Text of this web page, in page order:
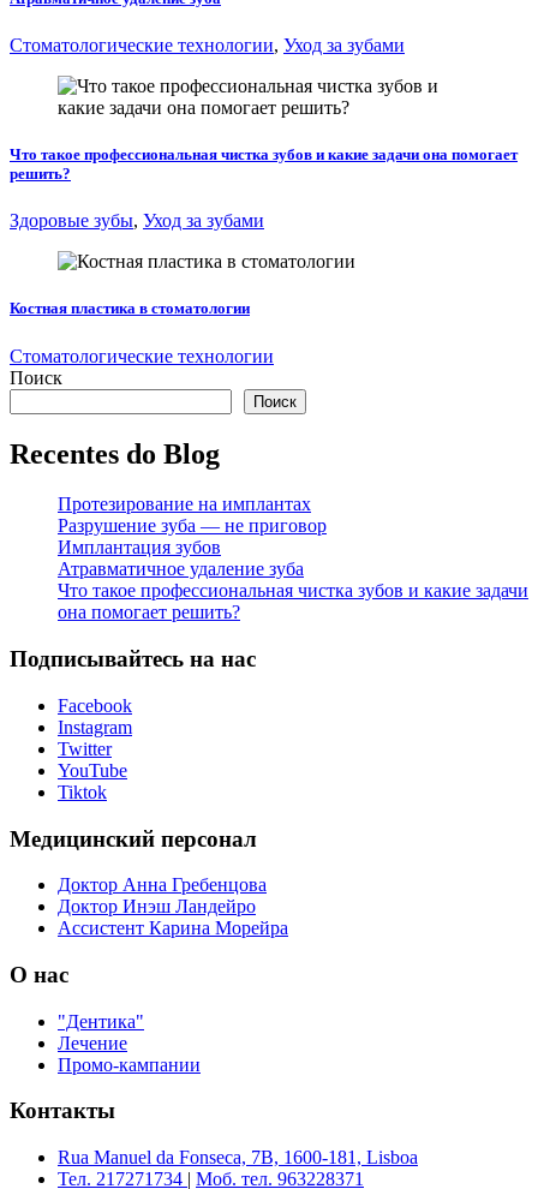
Стоматологические технологии, Уход за зубами
Что такое профессиональная чистка зубов и какие задачи она помогает
решить?
Здоровые зубы, Уход за зубами
Костная пластика в стоматологии
Стоматологические технологии
Поиск
Поиск
Recentes do Blog
Протезирование на имплантах
Разрушение зуба — не приговор
Имплантация зубов
Атравматичное удаление зуба
Что такое профессиональная чистка зубов и какие задачи
она помогает решить?
Подписывайтесь на нас
Facebook
Instagram
Twitter
YouTube
Tiktok
Медицинский персонал
Доктор Анна Гребенцова
Доктор Инэш Ландейро
Ассистент Карина Морейра
О нас
"Дентика"
Лечение
Промо-кампании
Контакты
Rua Manuel da Fonseca, 7B, 1600-181, Lisboa
Teл. 217271734 | Моб. тел. 963228371